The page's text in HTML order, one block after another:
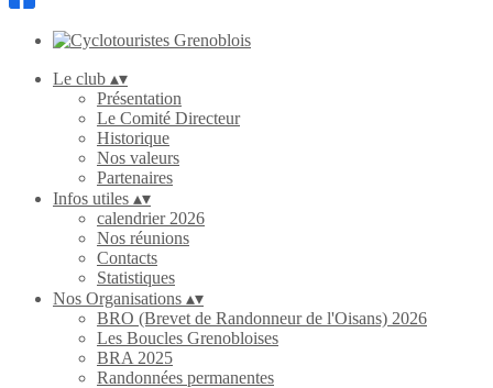
Le club ▴▾
Présentation
Le Comité Directeur
Historique
Nos valeurs
Partenaires
Infos utiles ▴▾
calendrier 2026
Nos réunions
Contacts
Statistiques
Nos Organisations ▴▾
BRO (Brevet de Randonneur de l'Oisans) 2026
Les Boucles Grenobloises
BRA 2025
Randonnées permanentes